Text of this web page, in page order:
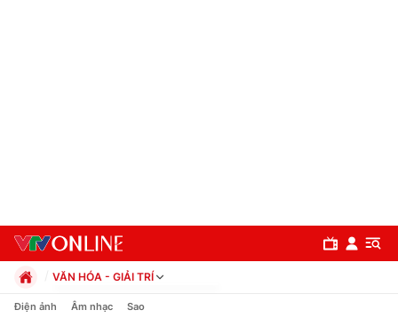
VĂN HÓA - GIẢI TRÍ
Chính trị
Điện ảnh Âm nhạc Sao